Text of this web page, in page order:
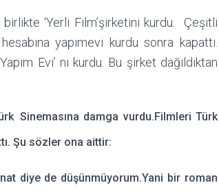
birlikte ‘Yerli Film’şirketini kurdu. Çeşitli
yapımevi kurdu sonra kapattı.
Evi’ ni kurdu. Bu şirket dağıldıktan
Sinemasına damga vurdu.Filmleri Türk
Şu sözler ona aittir:
diye de düşünmüyorum.Yani bir roman